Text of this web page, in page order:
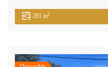
201 m2